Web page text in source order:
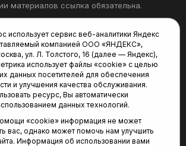
материалов ссылка обязательна.
Геологоразведчиков, 28А
использует сервис веб-аналитики Яндекс
компанией ООО «ЯНДЕКС»,
ул. Л. Толстого, 16 (далее — Яндекс),
использует файлы «cookie» с целью
данных посетителей для обеспечения
и улучшения качества обслуживания.
ресурс, Вы автоматически
данных технологий.
«cookie» информация не может
вас, однако может помочь нам улучшить
Информация об использовании вами